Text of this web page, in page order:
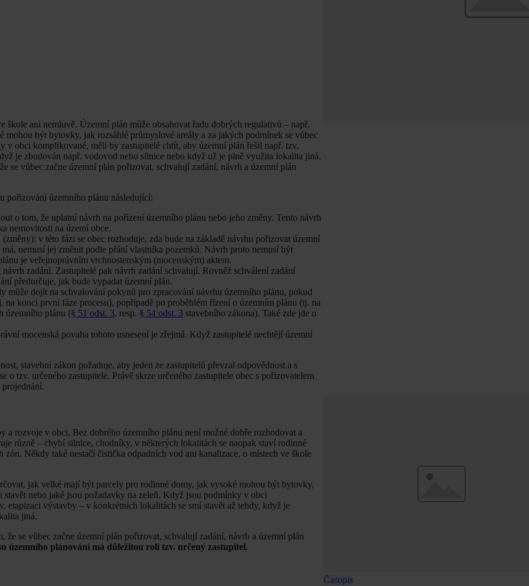
škole ani nemluvě. Územní plán může obsahovat řadu dobrých regulativů – např.
být bytovky, jak rozsáhlé průmyslové areály a za jakých podmínek se vůbec
v obci komplikované, měli by zastupitelé chtít, aby územní plán řešil např. tzv.
je zbudován např. vodovod nebo silnice nebo když už je plně využita lokalita jiná.
se vůbec začne územní plán pořizovat, schvalují zadání, návrh a územní plán
pořizování územního plánu následující:
o tom, že uplatní návrh na pořízení územního plánu nebo jeho změny. Tento návrh
nemovitosti na území obce.
v této fázi se obec rozhoduje, zda bude na základě návrhu pořizovat územní
nemusí jej změnit podle přání vlastníka pozemků. Návrh proto nemusí být
je veřejnoprávním vrchnostenským (mocenským) aktem.
zadání. Zastupitelé pak návrh zadání schvalují. Rovněž schválení zadání
předurčuje, jak bude vypadat územní plán.
může dojít na schvalování pokynů pro zpracování návrhu územního plánu, pokud
konci první fáze procesu), popřípadě po proběhlém řízení o územním plánu (tj. na
územního plánu (§ 51 odst. 3, resp. § 54 odst. 3 stavebního zákona). Také zde jde o
mocenská povaha tohoto usnesení je zřejmá. Když zastupitelé nechtějí územní
stavební zákon požaduje, aby jeden ze zastupitelů převzal odpovědnost a s
tzv. určeného zastupitele. Právě skrze určeného zastupitele obec s pořizovatelem
a rozvoje v obci. Bez dobrého územního plánu není možné dobře rozhodovat a
různě – chybí silnice, chodníky, v některých lokalitách se naopak staví rodinné
Někdy také nestačí čistička odpadních vod ani kanalizace, o místech ve škole
jak velké mají být parcely pro rodinné domy, jak vysoké mohou být bytovky,
nebo jaké jsou požadavky na zeleň. Když jsou podmínky v obci
výstavby – v konkrétních lokalitách se smí stavět až tehdy, když je
jiná.
že se vůbec začne územní plán pořizovat, schvalují zadání, návrh a územní plán
územního plánování má důležitou roli tzv. určený zastupitel.
Časopis